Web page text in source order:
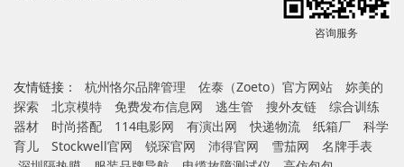
咨询服务
友情链接： 杭州恪尔品牌管理 佐泰（Zoeto）官方网站
妳美的
探索
北京模特 免费发布信息网 逃生管 搜外友链
综合训练
器材
时尚搭配 114电影网 有演出网 快递物流 纸箱厂
科学
育儿
Stockwell官网 锐琛官网 沛得官网 雪茄网
名牌手表